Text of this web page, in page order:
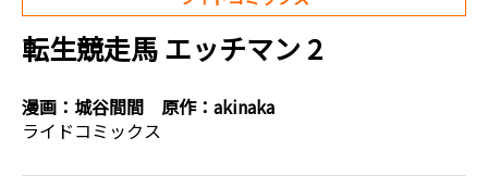
転生競走馬 エッチマン 2
漫画： 城谷間間 原作： akinaka
ライドコミックス